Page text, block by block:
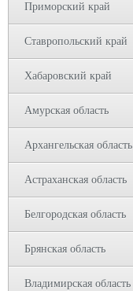
Приморский край
Ставропольский край
Хабаровский край
Амурская область
Архангельская область
Астраханская область
Белгородская область
Брянская область
Владимирская область